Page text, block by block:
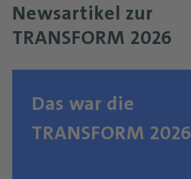
Newsartikel zur
TRANSFORM 2026
Das war die
TRANSFORM 2026